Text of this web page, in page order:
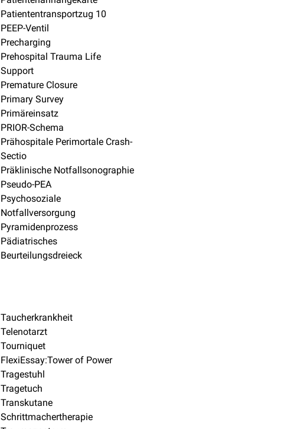
Patiententransportzug 10
PEEP-Ventil
Precharging
Prehospital Trauma Life
Support
Premature Closure
Primary Survey
Primäreinsatz
PRIOR-Schema
Prähospitale Perimortale Crash-
Sectio
Präklinische Notfallsonographie
Pseudo-PEA
Psychosoziale
Notfallversorgung
Pyramidenprozess
Pädiatrisches
Beurteilungsdreieck
Taucherkrankheit
Telenotarzt
Tourniquet
FlexiEssay:Tower of Power
Tragestuhl
Tragetuch
Transkutane
Schrittmachertherapie